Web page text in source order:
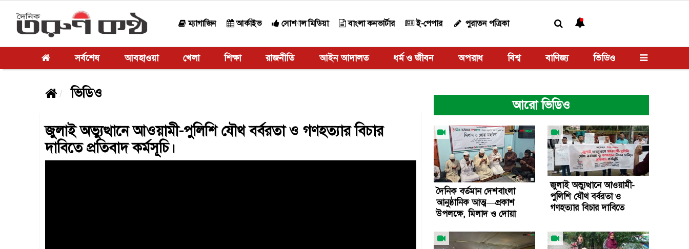
ম্যাগাজিন আর্কাইভ সোশ্যাল মিডিয়া বাংলা কনভার্টার ই-পেপার পুরাতন পত্রিকা
সর্বশেষ আবহাওয়া খেলা শিক্ষা রাজনীতি আইন আদালত ধর্ম ও জীবন অপরাধ বিশ্ব বাণিজ্য ভিডিও
ভিডিও
জুলাই অভ্যুত্থানে আওয়ামী-পুলিশি যৌথ বর্বরতা ও গণহত্যার বিচার
দাবিতে প্রতিবাদ কর্মসূচি।
আরো ভিডিও
দৈনিক বর্তমান দেশবাংলা
আনুষ্ঠানিক আত্ম—প্রকাশ
উপলক্ষে, মিলাদ ও দোয়া
জুলাই অভ্যুত্থানে আওয়ামী-
পুলিশি যৌথ বর্বরতা ও
গণহত্যার বিচার দাবিতে